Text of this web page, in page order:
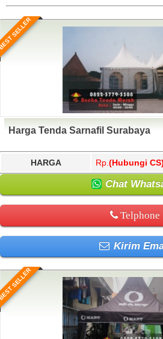
SELLER
Harga Tenda Sarnafil Surabaya
HARGA Rp. (Hubungi CS)
Chat
Telphone
Kirim
SELLER